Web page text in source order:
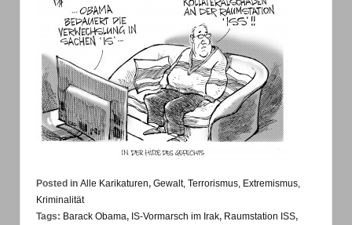
Posted in Alle Karikaturen, Gewalt, Terrorismus, Extremismus,
Kriminalität
Tags: Barack Obama, IS-Vormarsch im Irak, Raumstation ISS,